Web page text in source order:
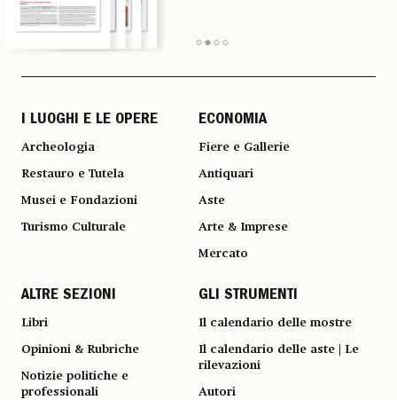
I LUOGHI E LE OPERE
Archeologia
Restauro e Tutela
Musei e Fondazioni
Turismo Culturale
ECONOMIA
Fiere e Gallerie
Antiquari
Aste
Arte & Imprese
Mercato
ALTRE SEZIONI
Libri
Opinioni & Rubriche
Notizie politiche e
professionali
GLI STRUMENTI
Il calendario delle mostre
Il calendario delle aste | Le
rilevazioni
Autori